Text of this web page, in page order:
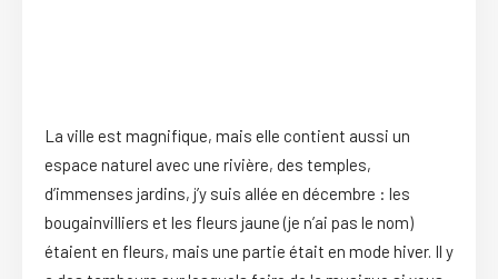
La ville est magnifique, mais elle contient aussi un
espace naturel avec une rivière, des temples,
d’immenses jardins, j’y suis allée en décembre : les
bougainvilliers et les fleurs jaune (je n’ai pas le nom)
étaient en fleurs, mais une partie était en mode hiver. Il y